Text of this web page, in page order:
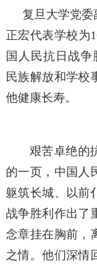
复旦大学党委
正宏代表学校为
国人民抗日战争
民族解放和学校
他健康长寿。
艰苦卓绝的
的一页，中国人
躯筑长城、以前
战争胜利作出了
念章挂在胸前，
之情。他们深情